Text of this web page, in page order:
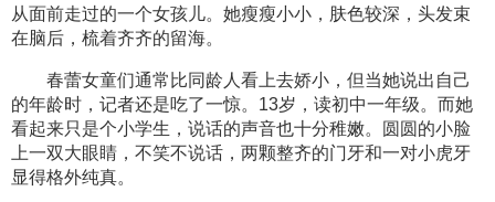
从面前走过的一个女孩儿。她瘦瘦小小，肤色较深，头发束
在脑后，梳着齐齐的留海。
春蕾女童们通常比同龄人看上去娇小，但当她说出自己
的年龄时，记者还是吃了一惊。13岁，读初中一年级。而她
看起来只是个小学生，说话的声音也十分稚嫩。圆圆的小脸
上一双大眼睛，不笑不说话，两颗整齐的门牙和一对小虎牙
显得格外纯真。